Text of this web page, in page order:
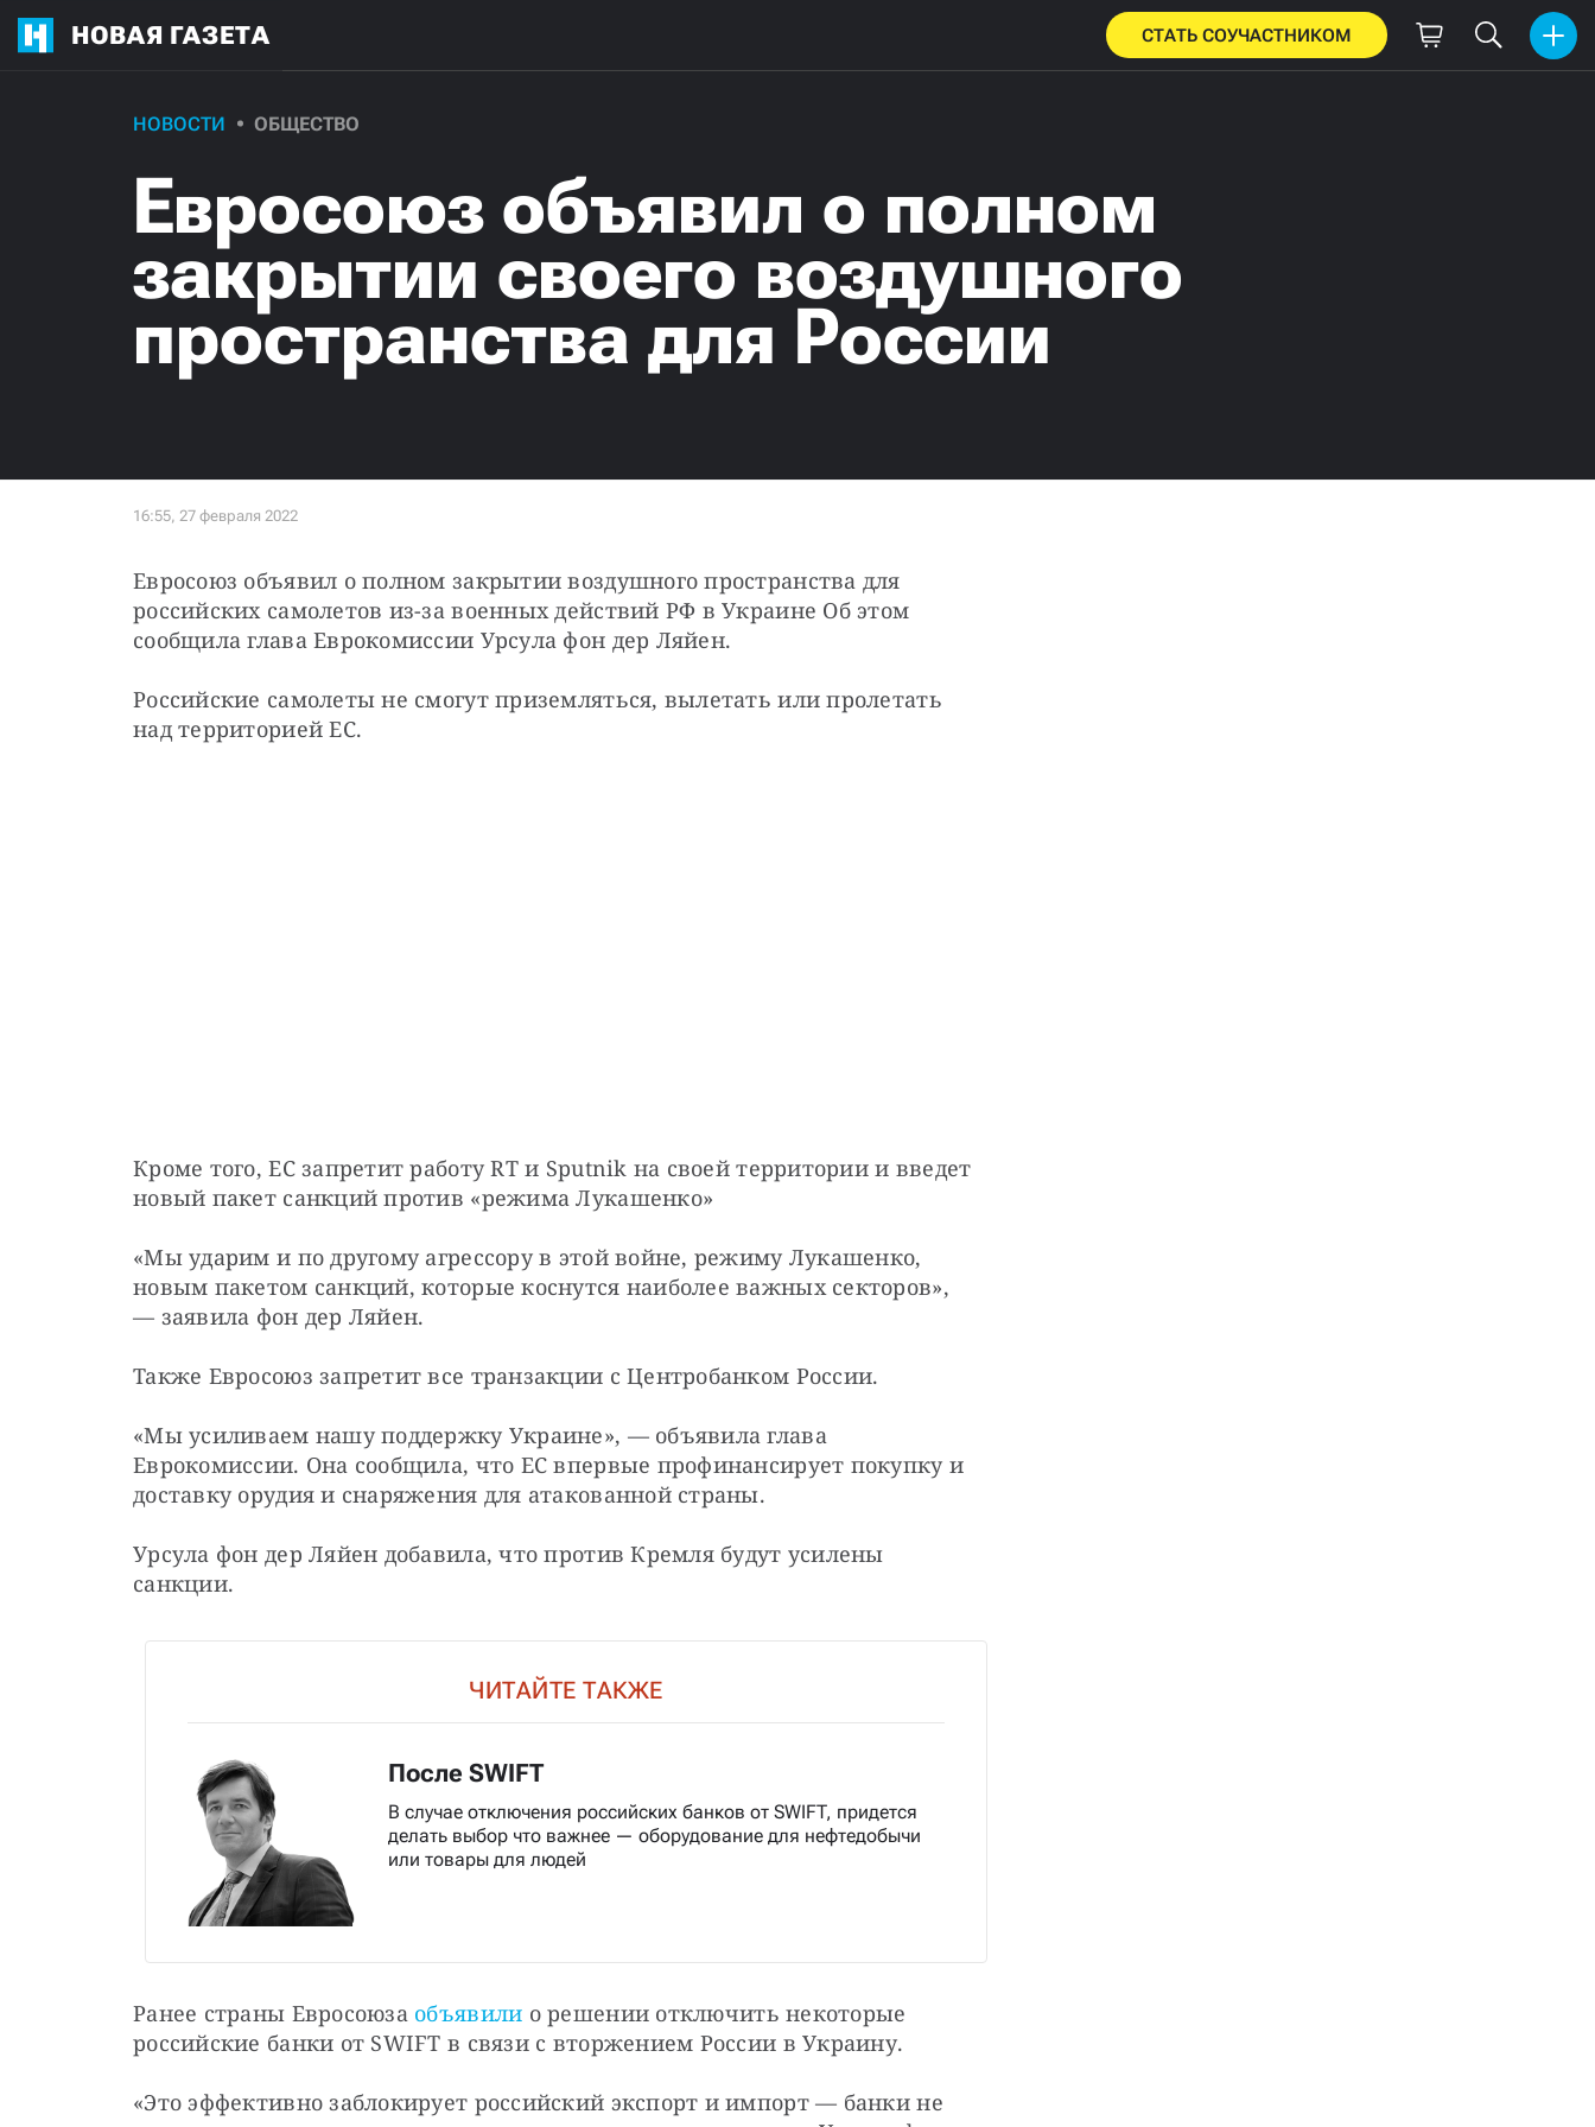
НОВАЯ ГАЗЕТА СТАТЬ СОУЧАСТНИКОМ
НОВОСТИ ОБЩЕСТВО
Евросоюз объявил о полном
закрытии своего воздушного
пространства для России
Евросоюз объявил о полном закрытии воздушного пространства для
российских самолетов из-за военных действий РФ в Украине Об этом
сообщила глава Еврокомиссии Урсула фон дер Ляйен.
Российские самолеты не смогут приземляться, вылетать или пролетать
над территорией ЕС.
Кроме того, ЕС запретит работу RT и Sputnik на своей территории и введет
новый пакет санкций против «режима Лукашенко»
«Мы ударим и по другому агрессору в этой войне, режиму Лукашенко,
новым пакетом санкций, которые коснутся наиболее важных секторов»,
— заявила фон дер Ляйен.
Также Евросоюз запретит все транзакции с Центробанком России.
«Мы усиливаем нашу поддержку Украине», — объявила глава
Еврокомиссии. Она сообщила, что ЕС впервые профинансирует покупку и
доставку орудия и снаряжения для атакованной страны.
Урсула фон дер Ляйен добавила, что против Кремля будут усилены
санкции.
ЧИТАЙТЕ ТАКЖЕ
После SWIFT
В случае отключения российских банков от SWIFT, придется
делать выбор что важнее — оборудование для нефтедобычи
или товары для людей
Ранее страны Евросоюза объявили о решении отключить некоторые
российские банки от SWIFT в связи с вторжением России в Украину.
«Это эффективно заблокирует российский экспорт и импорт — банки не